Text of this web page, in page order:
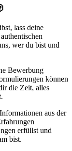
lass deine
wer du bist und
Bewerbung
können
die Zeit, alles
aus der
erfüllst und
bist.